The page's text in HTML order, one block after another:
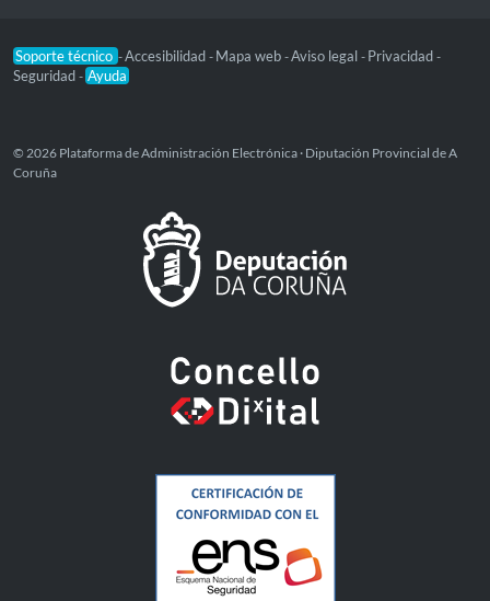
Soporte técnico -Accesibilidad - Mapa web -Aviso legal - Privacidad -
Seguridad - Ayuda
© 2026 Plataforma de Administración Electrónica · Diputación Provincial de A
Coruña